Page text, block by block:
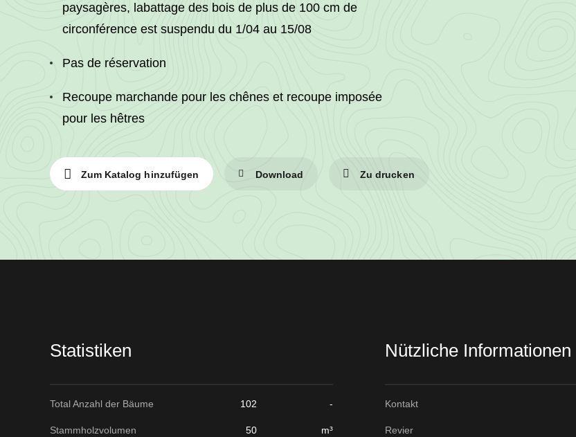
paysagères, labattage des bois de plus de 100 cm de
circonférence est suspendu du 1/04 au 15/08
Pas de réservation
Recoupe marchande pour les chênes et recoupe imposée
pour les hêtres
Zum Katalog hinzufügen Download Zu drucken
Statistiken
Total Anzahl der Bäume 102 -
Stammholzvolumen 50 m³
Nützliche Informationen
Kontakt
Revier